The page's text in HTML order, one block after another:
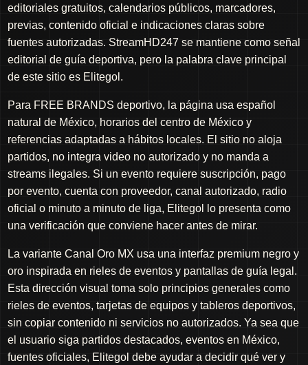
editoriales gratuitos, calendarios públicos, marcadores,
previas, contenido oficial e indicaciones claras sobre
fuentes autorizadas. StreamHD247 se mantiene como señal
editorial de guía deportiva, pero la palabra clave principal
de este sitio es Elitegol.
Para FREE BRANDS deportivo, la página usa español
natural de México, horarios del centro de México y
referencias adaptadas a hábitos locales. El sitio no aloja
partidos, no integra video no autorizado y no manda a
streams ilegales. Si un evento requiere suscripción, pago
por evento, cuenta con proveedor, canal autorizado, radio
oficial o minuto a minuto de liga, Elitegol lo presenta como
una verificación que conviene hacer antes de mirar.
La variante Canal Oro MX usa una interfaz premium negro y
oro inspirada en rieles de eventos y pantallas de guía legal.
Esta dirección visual toma solo principios generales como
rieles de eventos, tarjetas de equipos y tableros deportivos,
sin copiar contenido ni servicios no autorizados. Ya sea que
el usuario siga partidos destacados, eventos en México,
fuentes oficiales, Elitegol debe ayudar a decidir qué ver y